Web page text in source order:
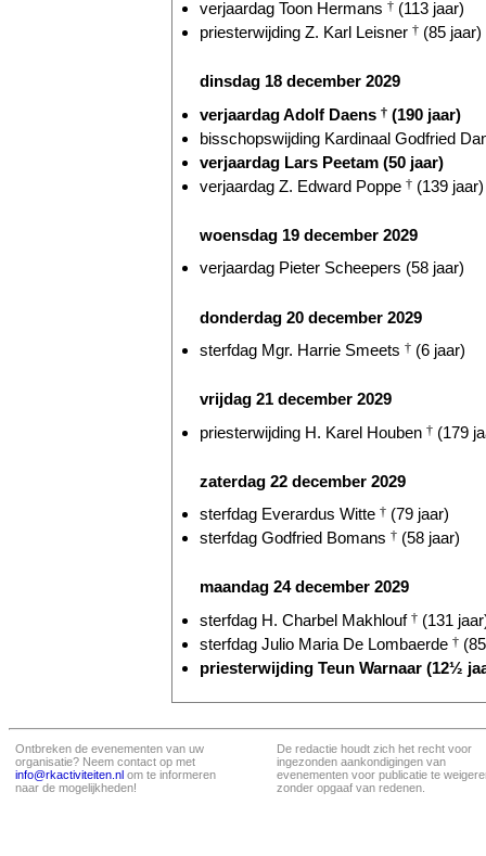
verjaardag Toon Hermans † (113 jaar)
priesterwijding Z. Karl Leisner † (85 jaar)
dinsdag 18 december 2029
verjaardag Adolf Daens † (190 jaar)
bisschopswijding Kardinaal Godfried
verjaardag Lars Peetam (50 jaar)
verjaardag Z. Edward Poppe † (139 jaar)
woensdag 19 december 2029
verjaardag Pieter Scheepers (58 jaar)
donderdag 20 december 2029
sterfdag Mgr. Harrie Smeets † (6 jaar)
vrijdag 21 december 2029
priesterwijding H. Karel Houben † (179
zaterdag 22 december 2029
sterfdag Everardus Witte † (79 jaar)
sterfdag Godfried Bomans † (58 jaar)
maandag 24 december 2029
sterfdag H. Charbel Makhlouf † (131
sterfdag Julio Maria De Lombaerde †
priesterwijding Teun Warnaar (12½
Ontbreken de evenementen van uw
organisatie? Neem contact op met
info@rkactiviteiten.nl om te informeren
naar de mogelijkheden!
De redactie houdt zich het recht voor
ingezonden aankondigingen van
evenementen voor publicatie te
zonder opgaaf van redenen.